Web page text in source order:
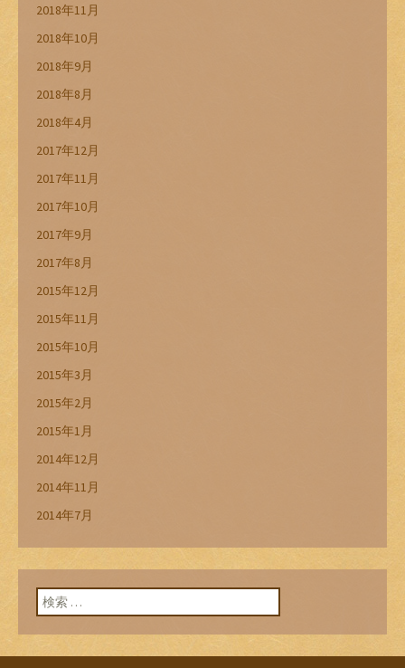
2018年11月
2018年10月
2018年9月
2018年8月
2018年4月
2017年12月
2017年11月
2017年10月
2017年9月
2017年8月
2015年12月
2015年11月
2015年10月
2015年3月
2015年2月
2015年1月
2014年12月
2014年11月
2014年7月
検索: